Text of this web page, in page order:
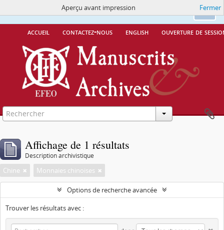
Ok
Ce site utilise des cookiesMore Info.
accueil contactez-nous english ouverture de
Aperçu avant impression Fermer
Affichage de 1 résultats
Description archivistique
Chine Monnaies chinoises
Options de recherche avancée
Trouver les résultats avec :